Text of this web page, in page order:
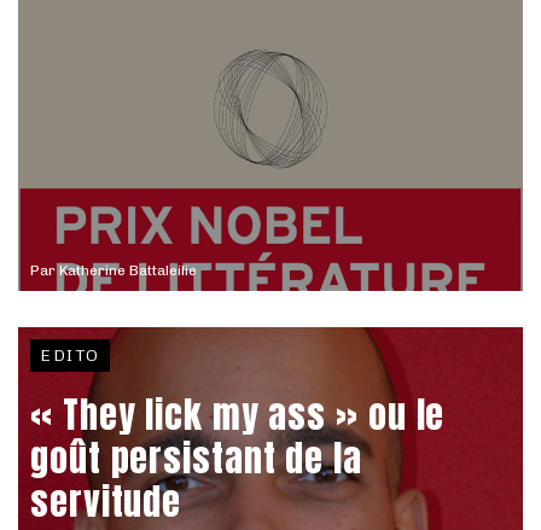
Par Katherine Battaleilie
EDITO
« They lick my ass » ou le
goût persistant de la
servitude